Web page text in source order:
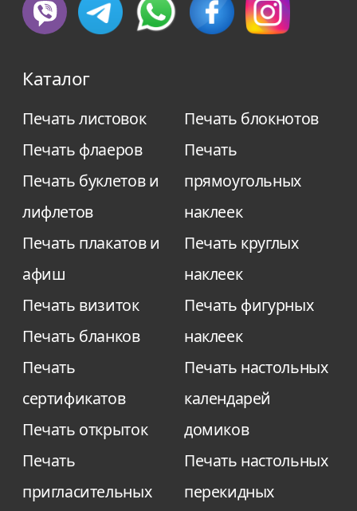
Каталог
Печать листовок
Печать флаеров
Печать буклетов и
лифлетов
Печать плакатов и
афиш
Печать визиток
Печать бланков
Печать
сертификатов
Печать открыток
Печать
пригласительных
Печать блокнотов
Печать
прямоугольных
наклеек
Печать круглых
наклеек
Печать фигурных
наклеек
Печать настольных
календарей
домиков
Печать настольных
перекидных